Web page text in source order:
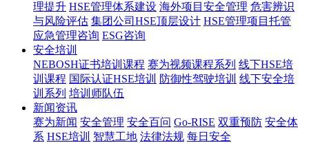
理提升 HSE管理体系建设 海外项目安全管理 危害辨识
与风险评估 集团公司HSE顶层设计 HSE管理项目托管
应急管理咨询 ESG咨询
安全培训
NEBOSH证书培训课程 赛为视频课程系列 线下HSE培
训课程 国际认证HSE培训 防御性驾驶培训 线下安全培
训系列 培训师队伍
新闻资讯
赛为新闻 安全管理 安全百问 Go-RISE 双重预防 安全体
系 HSE培训 智慧工地 法律法规 每日安全